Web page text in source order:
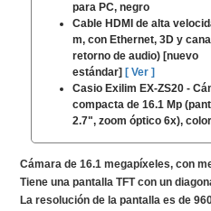
para PC, negro
Cable HDMI de alta
m, con Ethernet, 3D y
retorno de audio) [nuevo
estándar] [ Ver ]
Casio Exilim EX-ZS20 -
compacta de 16.1 Mp
2.7", zoom óptico 6x),
Cámara de 16.1 megapíxeles, con
Tiene una pantalla TFT con un
La resolución de la pantalla es de